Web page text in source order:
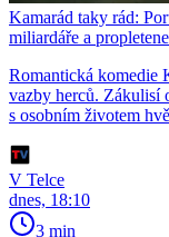
Kamarád taky rád:
miliardáře a
Romantická komedie
vazby herců. Zákulisí
s osobním životem
V Telce
dnes, 18:10
3 min